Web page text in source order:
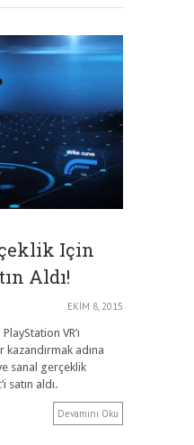
Için
Aldı!
EKIM 8, 2015
VR’ı
adına
sanal gerçeklik
satın aldı.
Devamını Oku